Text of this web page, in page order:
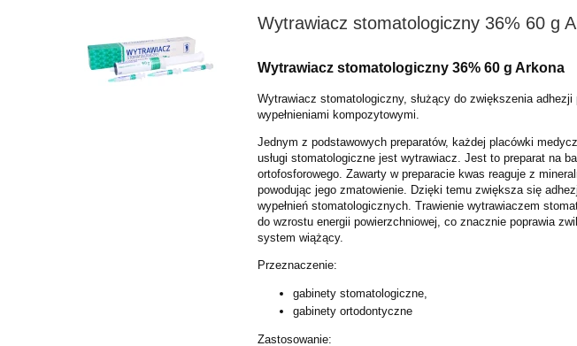
Wytrawiacz stomatologiczny 36% 60 g
Wytrawiacz stomatologiczny 36% 60 g Arkona
Wytrawiacz stomatologiczny, służący do zwiększenia
wypełnieniami kompozytowymi.
Jednym z podstawowych preparatów, każdej placówki
usługistomatologiczne jest wytrawiacz. Jest to preparat na
ortofosforowego.Zawarty w preparacie kwas reaguje z
powodującjego zmatowienie. Dzięki temu zwiększa się
wypełnieństomatologicznych. Trawienie wytrawiaczem
dowzrostu energii powierzchniowej, co znacznie poprawia
systemwiążący.
Przeznaczenie:
gabinety stomatologiczne,
gabinety ortodontyczne
Zastosowanie: